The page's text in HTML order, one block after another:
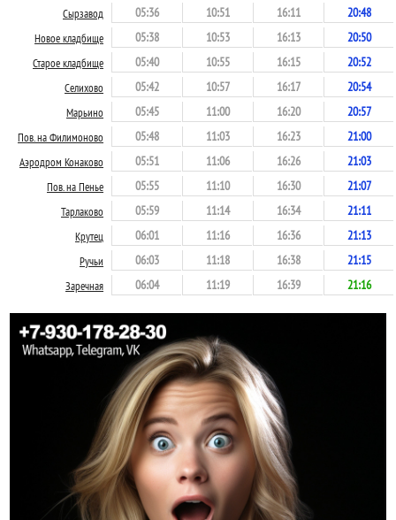
Сырзавод 05:36 10:51 16:11 20:48
Новое кладбище 05:38 10:53 16:13 20:50
Старое кладбище 05:40 10:55 16:15 20:52
Селихово 05:42 10:57 16:17 20:54
Марьино 05:45 11:00 16:20 20:57
Пов. на Филимоново 05:48 11:03 16:23 21:00
Аэродром Конаково 05:51 11:06 16:26 21:03
Пов. на Пенье 05:55 11:10 16:30 21:07
Тарлаково 05:59 11:14 16:34 21:11
Крутец 06:01 11:16 16:36 21:13
Ручьи 06:03 11:18 16:38 21:15
Заречная 06:04 11:19 16:39 21:16